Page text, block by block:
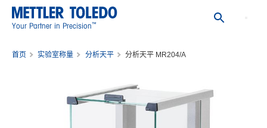
Your Partner in Precision™
首页 实验室称量 分析天平 分析天平 MR204/A